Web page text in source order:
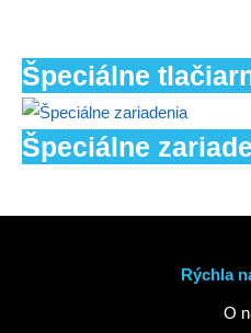
Špeciálne
Špeciálne
Rýchla
O